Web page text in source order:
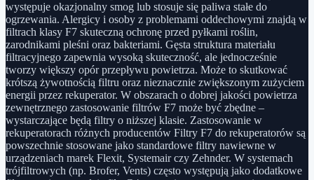
występuje okazjonalny smog lub stosuje się paliwa stałe do
ogrzewania. Alergicy i osoby z problemami oddechowymi znajdą w
filtrach klasy F7 skuteczną ochronę przed pyłkami roślin,
zarodnikami pleśni oraz bakteriami. Gęsta struktura materiału
filtracyjnego zapewnia wysoką skuteczność, ale jednocześnie
tworzy większy opór przepływu powietrza. Może to skutkować
krótszą żywotnością filtru oraz nieznacznie zwiększonym zużyciem
energii przez rekuperator. W obszarach o dobrej jakości powietrza
zewnętrznego zastosowanie filtrów F7 może być zbędne –
wystarczające będą filtry o niższej klasie. Zastosowanie w
rekuperatorach różnych producentów Filtry F7 do rekuperatorów są
powszechnie stosowane jako standardowe filtry nawiewne w
urządzeniach marek Flexit, Systemair czy Zehnder. W systemach
trójfiltrowych (np. Brofer, Vents) często występują jako dodatkowe